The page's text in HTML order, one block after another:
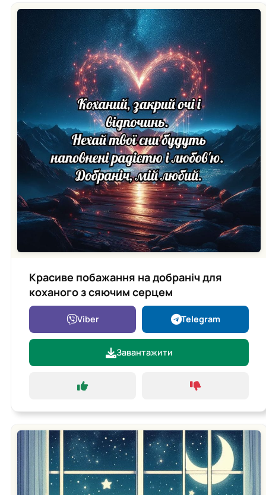
Красиве побажання на добраніч для
коханого з сяючим серцем
Viber Telegram
Завантажити